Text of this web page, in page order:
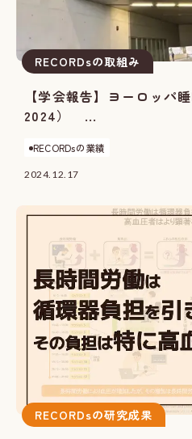
RECORDsの取組み
【学会報告】ヨーロッパ
2024） ...
RECORDsの業績
2024.12.17
RECORDsの研究成果